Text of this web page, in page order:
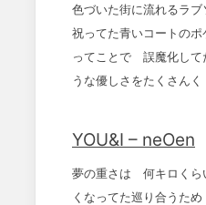
色づいた街に流れるラ
祝ってた青いコートの
ってことで 誤魔化して
うな優しさをたくさんく
YOU&I – neOen
夢の重さは 何キロくら
くなってた巡り合うた